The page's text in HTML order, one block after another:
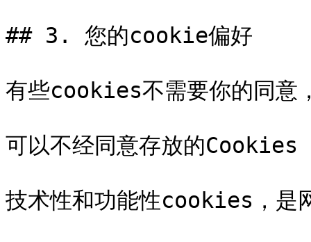
## 3. 您的cookie偏好
有些cookies不需要你的同意
可以不经同意存放的Cookies
技术性和功能性cookies，是